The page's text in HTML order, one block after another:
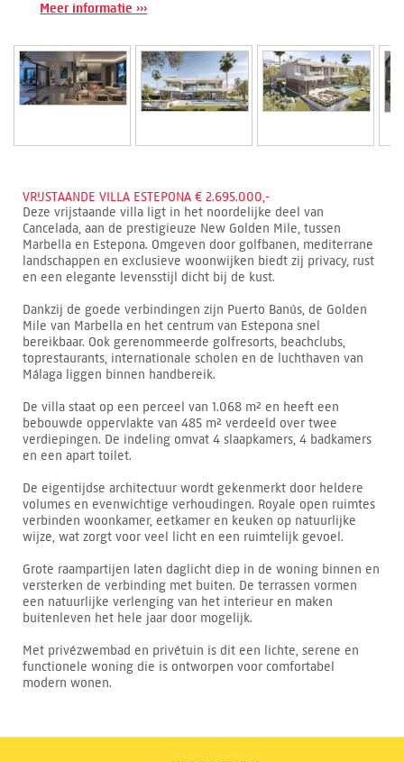
Meer informatie ›››
VRIJSTAANDE VILLA ESTEPONA € 2.695.000,-
Deze vrijstaande villa ligt in het noordelijke deel van
Cancelada, aan de prestigieuze New Golden Mile, tussen
Marbella en Estepona. Omgeven door golfbanen, mediterrane
landschappen en exclusieve woonwijken biedt zij privacy, rust
en een elegante levensstijl dicht bij de kust.
Dankzij de goede verbindingen zijn Puerto Banús, de Golden
Mile van Marbella en het centrum van Estepona snel
bereikbaar. Ook gerenommeerde golfresorts, beachclubs,
toprestaurants, internationale scholen en de luchthaven van
Málaga liggen binnen handbereik.
De villa staat op een perceel van 1.068 m² en heeft een
bebouwde oppervlakte van 485 m² verdeeld over twee
verdiepingen. De indeling omvat 4 slaapkamers, 4 badkamers
en een apart toilet.
De eigentijdse architectuur wordt gekenmerkt door heldere
volumes en evenwichtige verhoudingen. Royale open ruimtes
verbinden woonkamer, eetkamer en keuken op natuurlijke
wijze, wat zorgt voor veel licht en een ruimtelijk gevoel.
Grote raampartijen laten daglicht diep in de woning binnen en
versterken de verbinding met buiten. De terrassen vormen
een natuurlijke verlenging van het interieur en maken
buitenleven het hele jaar door mogelijk.
Met privézwembad en privétuin is dit een lichte, serene en
functionele woning die is ontworpen voor comfortabel
modern wonen.